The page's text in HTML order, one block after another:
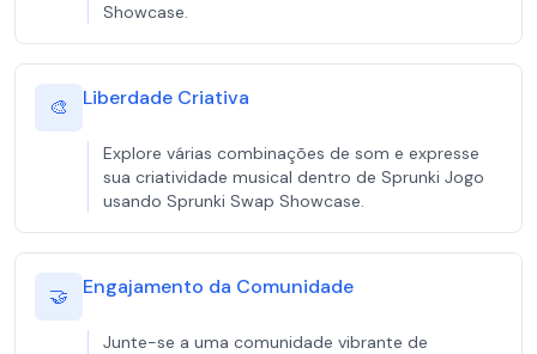
Showcase.
🎨 Liberdade Criativa
Explore várias combinações de som e expresse
sua criatividade musical dentro de Sprunki Jogo
usando Sprunki Swap Showcase.
🤝 Engajamento da Comunidade
Junte-se a uma comunidade vibrante de